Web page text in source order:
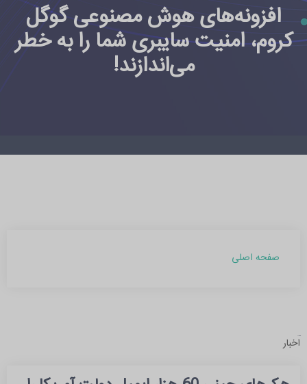
افزونه‌های هوش مصنوعی گوگل
کروم، امنیت سایبری شما را به خطر
می‌اندازند!
صفحه اصلی
آرشیو مطالب
بهمن 1403 (1)
اخبار